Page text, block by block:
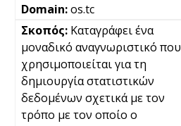
os.tc
Καταγράφει ένα
μοναδικό αναγνωριστικό που
χρησιμοποιείται για τη
δημιουργία στατιστικών
δεδομένων σχετικά με τον
τρόπο με τον οποίο ο